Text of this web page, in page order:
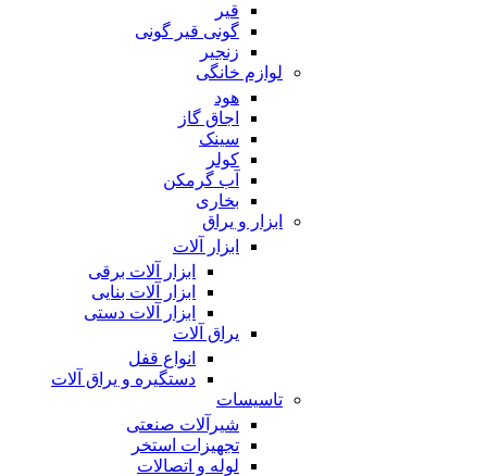
قیر
گونی قیر گونی
زنجیر
لوازم خانگی
هود
اجاق گاز
سینک
کولر
آب گرمکن
بخاری
ابزار و یراق
ابزار آلات
ابزار آلات برقی
ابزار آلات بنایی
ابزار آلات دستی
یراق آلات
انواع قفل
دستگیره و یراق آلات
تاسیسات
شیرآلات صنعتی
تجهیزات استخر
لوله و اتصالات